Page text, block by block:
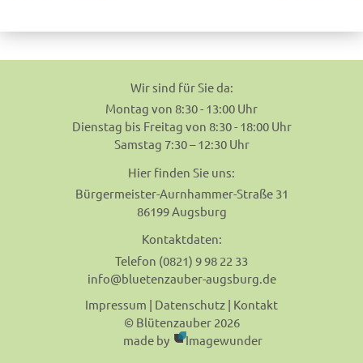
Wir sind für Sie da:
Montag von 8:30 - 13:00 Uhr
Dienstag bis Freitag von 8:30 - 18:00 Uhr
Samstag 7:30 – 12:30 Uhr
Hier finden Sie uns:
Bürgermeister-Aurnhammer-Straße 31
86199 Augsburg
Kontaktdaten:
Telefon (0821) 9 98 22 33
info@bluetenzauber-augsburg.de
Impressum | Datenschutz | Kontakt
© Blütenzauber 2026
made by
Imagewunder